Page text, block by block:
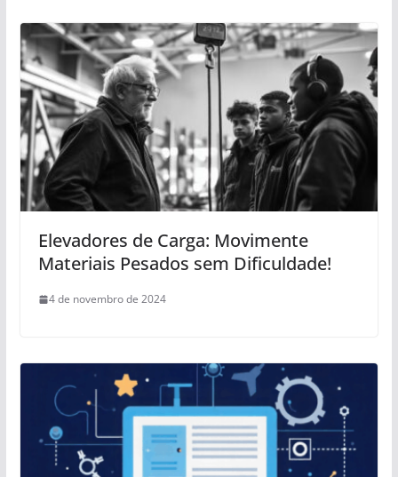
Elevadores de Carga: Movimente
Materiais Pesados sem Dificuldade!
4 de novembro de 2024